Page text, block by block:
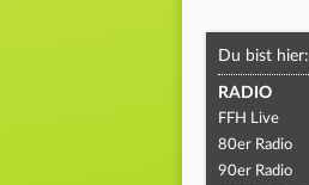
Du bist hier:
RADIO
FFH Live
80er Radio
90er Radio